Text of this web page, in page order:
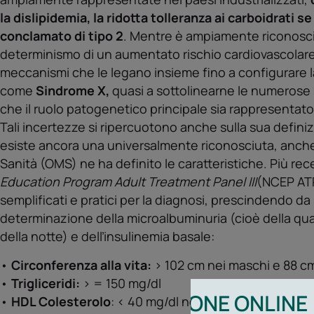
la dislipidemia, la ridotta tolleranza ai carboidrati
conclamato di tipo 2. Mentre è ampiamente
determinismo di un aumentato rischio
meccanismi che le legano insieme fino a configurare
come Sindrome X, quasi a sottolinearne le
che il ruolo patogenetico principale sia
Tali incertezze si ripercuotono anche sulla sua
esiste ancora una universalmente riconosciuta,
Sanità (OMS) ne ha definito le caratteristiche. Più
Education Program Adult Treatment Panel III(NCEP
semplificati e pratici per la diagnosi, prescindendo
determinazione della microalbuminuria (cioè della
della notte) e delľinsulinemia basale:
• Circonferenza alla vita: > 102 cm nei maschi e 88
• Trigliceridi: > = 150 mg/dl
• HDL Colesterolo: < 40 mg/dl nei maschi e < 50 mg/
PRENOTAZIONE ONLINE